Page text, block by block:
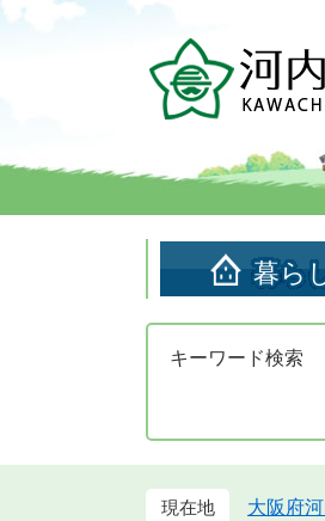
頭
す。
飛
し
暮ら
キーワード検索
大阪府